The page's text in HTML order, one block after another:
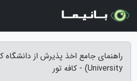
University) - کافه تور